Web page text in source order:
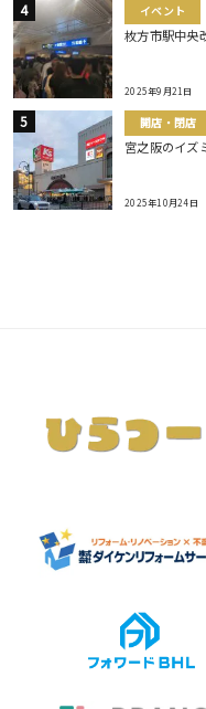
イベント
枚方市駅中央
2025年9月21日
開店・閉店
宮之阪のイズ
2025年10月24日